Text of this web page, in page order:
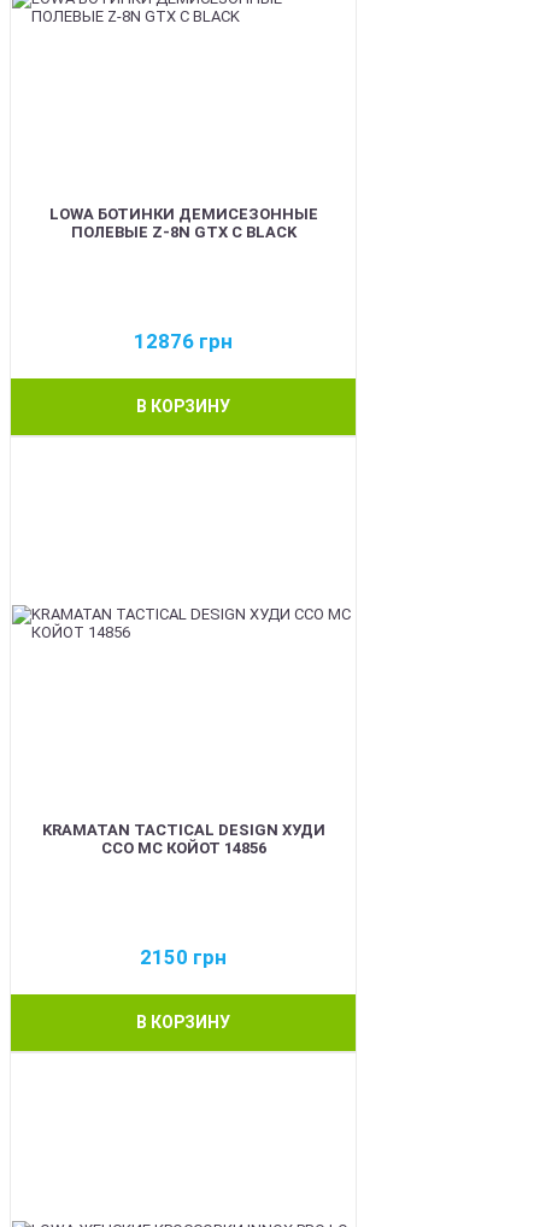
LOWA БОТИНКИ ДЕМИСЕЗОННЫЕ
ПОЛЕВЫЕ Z-8N GTX C BLACK
12876 грн
В КОРЗИНУ
KRAMATAN TACTICAL DESIGN ХУДИ
ССО МС КОЙОТ 14856
2150 грн
В КОРЗИНУ